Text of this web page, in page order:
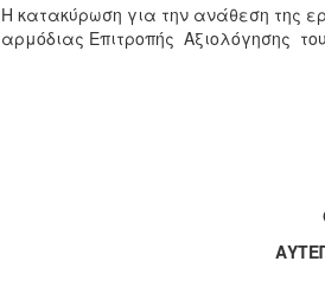
Η κατακύρωση για την ανάθεση της
αρμόδιας Επιτροπής Αξιολόγησης